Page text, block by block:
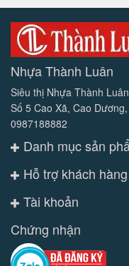
Nhựa Thành Luân
Siêu thị Nhựa Thành Luân
Số 5 Cao Xã, Cao
0987188882
Danh mục sản
Hỗ trợ khách hàng
Tài khoản
Chứng nhận